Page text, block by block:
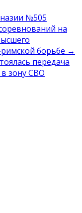
№505
на
римской борьбе →
передача
зону СВО